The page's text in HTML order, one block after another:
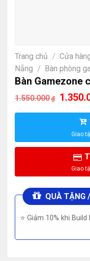
Trang chủ / Cửa
Nẵng / Bàn phòng
Bàn Gamezone
1.550.000 ₫
Giá
gốc
là:
QUÀ TẶNG
⭐ Giảm 10% khi Build